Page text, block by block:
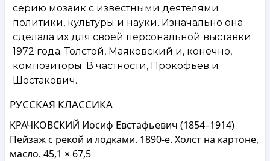
серию мозаик с известными деятелями
политики, культуры и науки. Изначально она
сделала их для своей персональной выставки
1972 года. Толстой, Маяковский и, конечно,
композиторы. В частности, Прокофьев и
Шостакович.
РУССКАЯ КЛАССИКА
КРАЧКОВСКИЙ Иосиф Евстафьевич (1854–1914)
Пейзаж с рекой и лодками. 1890-е. Холст на картоне,
масло. 45,1 × 67,5